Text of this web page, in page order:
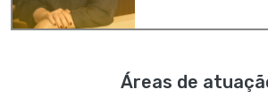
Áreas de